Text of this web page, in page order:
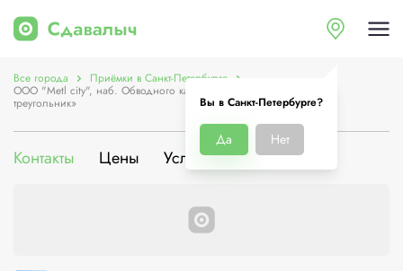
Вы в Санкт-Петербурге?
Да Нет
Все города Приёмки в Санкт-Петербурге
ООО "Metl city", наб. Обводного канала д.134, завод «Красный
треугольник»
Контакты Цены Услуги О компании